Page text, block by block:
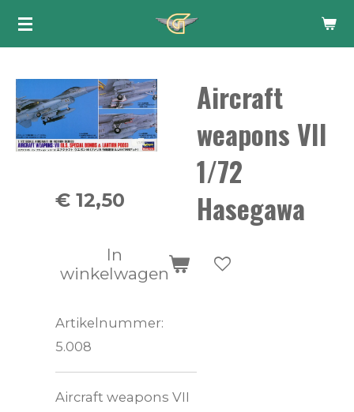
Ga
hoofdinhoud
Aircraft
weapons VII
1/72
Hasegawa
€ 12,50
In
winkelwagen
Artikelnummer:
5.008
Aircraft weapons VII